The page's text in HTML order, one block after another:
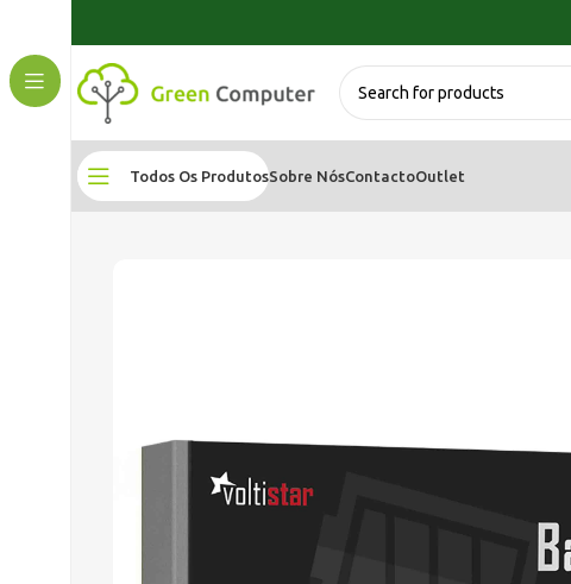
Todos Os ProdutosSobre NósContactoOutlet